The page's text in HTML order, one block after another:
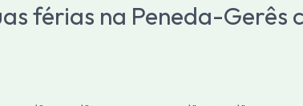
férias na Peneda-Gerês